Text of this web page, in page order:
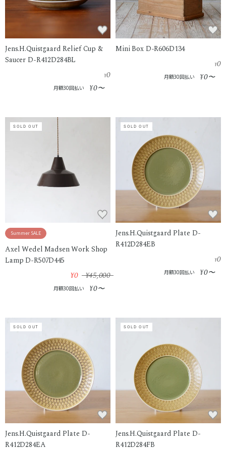
Jens.H.Quistgaard Relief Cup &
Saucer D-R412D284BL
¥0
月額30回払い ¥0〜
Mini Box D-R606D134
¥0
月額30回払い ¥0〜
SOLD OUT
Summer SALE
Axel Wedel Madsen Work Shop
Lamp D-R507D445
¥0 ¥45,000
月額30回払い ¥0〜
SOLD OUT
Jens.H.Quistgaard Plate D-
R412D284EB
¥0
月額30回払い ¥0〜
SOLD OUT
Jens.H.Quistgaard Plate D-
R412D284EA
SOLD OUT
Jens.H.Quistgaard Plate D-
R412D284FB